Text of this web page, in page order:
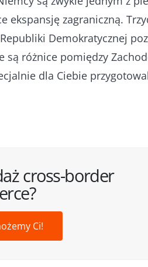
ekspansję zagraniczną.
Demokratycznej
są różnice pomiędzy
dla Ciebie
cross-border
Ci!